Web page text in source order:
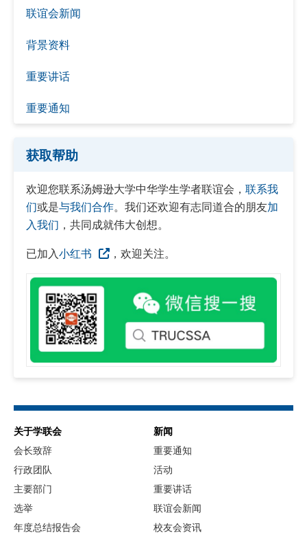
联谊会新闻
背景资料
重要讲话
重要通知
获取帮助
欢迎您联系汤姆逊大学中华学生学者联谊会， 联系我
们或是与我们合作。我们还欢迎有志同道合的朋友加
入我们 ，共同成就伟大创想。
已加入小红书 ，欢迎关注。
关于学联会
会长致辞
行政团队
主要部门
选举
年度总结报告会
新闻
重要通知
活动
重要讲话
联谊会新闻
校友会资讯